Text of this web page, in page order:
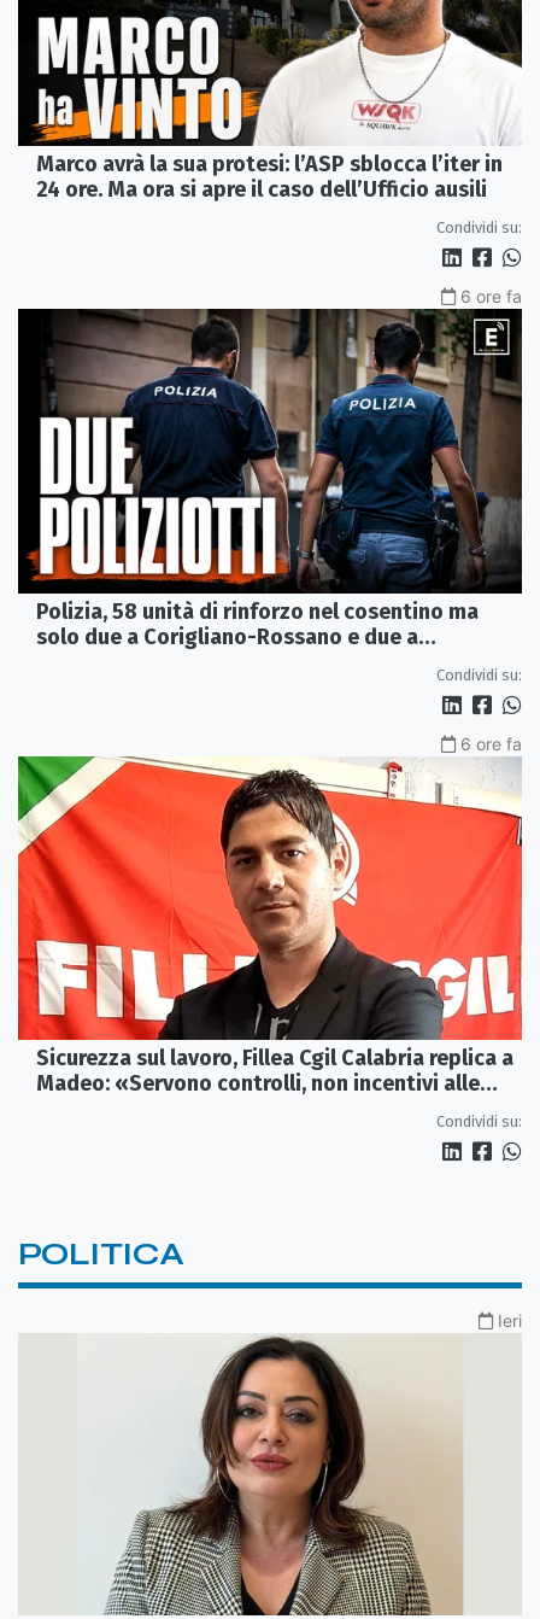
Marco avrà la sua protesi: l’ASP sblocca l’iter in
24 ore. Ma ora si apre il caso dell’Ufficio ausili
Condividi su:
6 ore fa
Polizia, 58 unità di rinforzo nel cosentino ma
solo due a Corigliano-Rossano e due a
Condividi su:
6 ore fa
Sicurezza sul lavoro, Fillea Cgil Calabria replica a
Madeo: «Servono controlli, non incentivi alle
Condividi su:
POLITICA
Ieri